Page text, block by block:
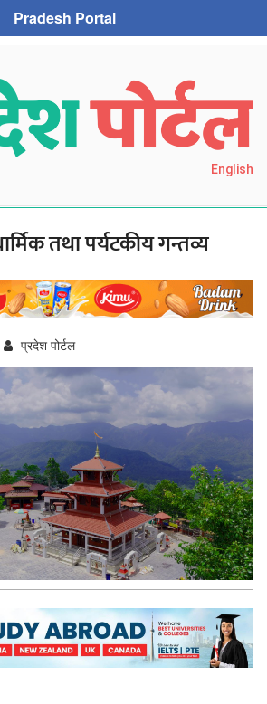
Pradesh Portal
English
तथा पर्यटकीय गन्तव्य
प्रदेश पोर्टल